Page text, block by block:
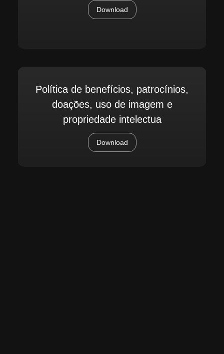
Download
Política de benefícios, patrocínios,
doações, uso de imagem e
propriedade intelectua
Download